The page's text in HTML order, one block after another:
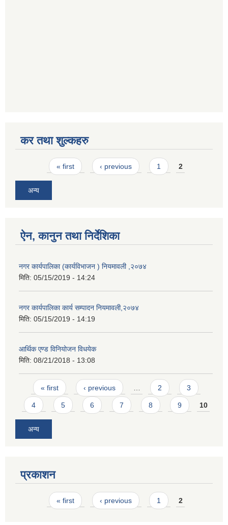
कर तथा शुल्कहरु
Pages« first ‹ previous 1 2
अन्य
ऐन, कानुन तथा निर्देशिका
नगर कार्यपालिका (कार्यविभाजन ) नियमावली ,२०७४
मिति: 05/15/2019 - 14:24
नगर कार्यपालिका कार्य सम्पादन नियमावली,२०७४
मिति: 05/15/2019 - 14:19
आर्थिक एण्ड विनियोजन विधयेक
मिति: 08/21/2018 - 13:08
Pages
« first ‹ previous … 2 3
4 5 6 7 8 9 10
अन्य
प्रकाशन
Pages« first ‹ previous 1 2